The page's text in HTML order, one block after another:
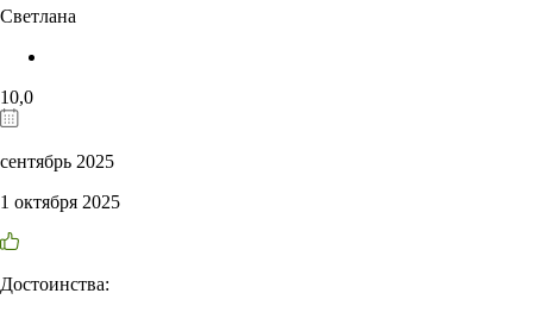
Светлана
10,0
сентябрь 2025
1 октября 2025
Достоинства: